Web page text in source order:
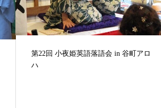
第22回 小夜姫英語落語会 in 谷町アロ
ハ